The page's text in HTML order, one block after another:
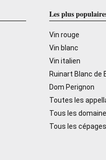
Les plus
Vin rouge
Vin blanc
Vin italien
Ruinart Blanc de
Dom Perignon
Toutes les
Tous les
Tous les cépages